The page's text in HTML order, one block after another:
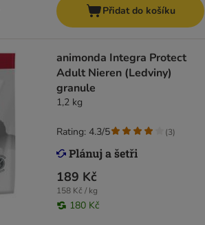
Přidat do košíku
animonda Integra Protect
Adult Nieren (Ledviny)
granule
1,2 kg
189 Kč
158 Kč / kg
180 Kč
Rating: 4.3/5 (3)